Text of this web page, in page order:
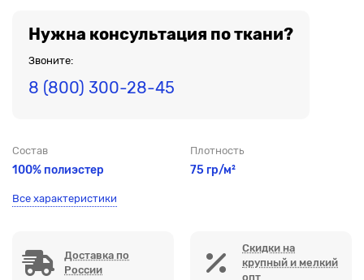
Нужна консультация по ткани?
Звоните:
8 (800) 300-28-45
Состав
100% полиэстер
Плотность
75 гр/м²
Все характеристики
Доставка по
России
Скидки на
крупный и мелкий
опт